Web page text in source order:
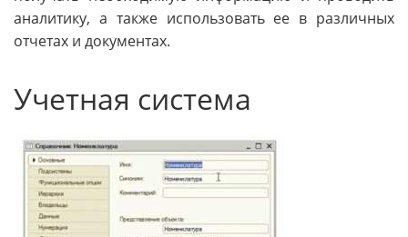
аналитику, а также использовать ее в различных
отчетах и документах.
Учетная система